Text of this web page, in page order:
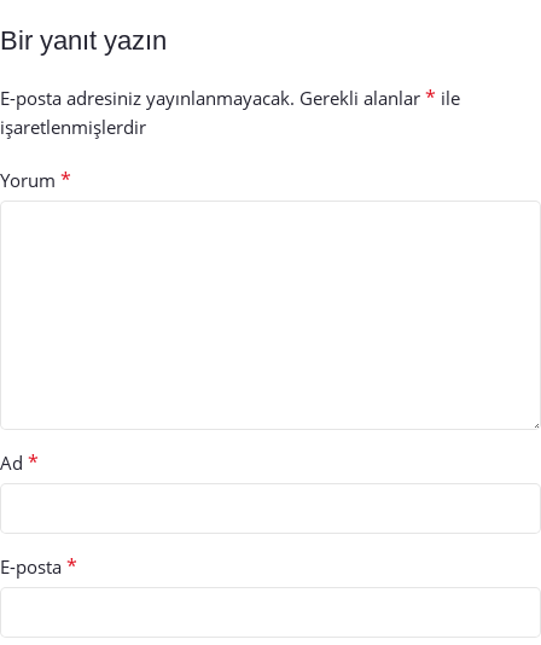
Bir yanıt yazın
E-posta adresiniz yayınlanmayacak. Gerekli alanlar * ile
işaretlenmişlerdir
Yorum *
Ad *
E-posta *